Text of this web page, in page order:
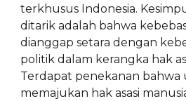
terkhusus Indonesia.
ditarik adalah bahwa
dianggap setara dengan
politik dalam kerangka hak
Terdapat penekanan bahwa
memajukan hak asasi